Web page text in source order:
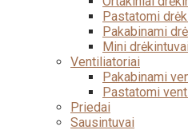
Pastatomi
Pakabinami
Mini
Ventiliatoriai
Pakabinami
Pastatomi
Priedai
Sausintuvai